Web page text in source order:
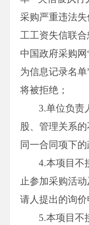
采购严重违法失
工工资失信联
中国政府采购
为信息记录名
将被拒绝；
3.单位负责
股、管理关系
同一合同项下的
4.本项目不
止参加采购活
请人提出的询价
5.本项目不